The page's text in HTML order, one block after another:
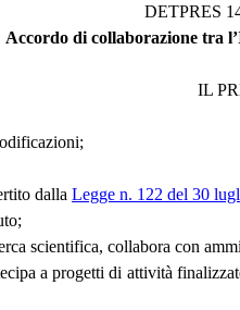
DETPRES
Accordo di collaborazione tra
IL
dalla Legge n. 122 del 30
scientifica, collabora con
a progetti di attività